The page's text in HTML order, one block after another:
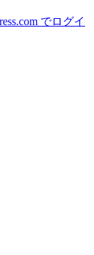
でログイ